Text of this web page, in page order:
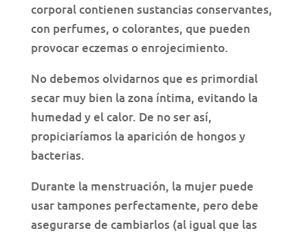
corporal contienen sustancias conservantes,
con perfumes, o colorantes, que pueden
provocar eczemas o enrojecimiento.
No debemos olvidarnos que es primordial
secar muy bien la zona íntima, evitando la
humedad y el calor. De no ser así,
propiciaríamos la aparición de hongos y
bacterias.
Durante la menstruación, la mujer puede
usar tampones perfectamente, pero debe
asegurarse de cambiarlos (al igual que las